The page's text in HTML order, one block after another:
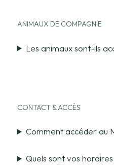
ANIMAUX DE COMPAGNIE
Les animaux sont-ils
CONTACT & ACCÈS
Comment accéder au
Quels sont vos horaires